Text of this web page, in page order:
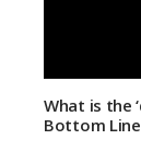
What is the
Bottom Line